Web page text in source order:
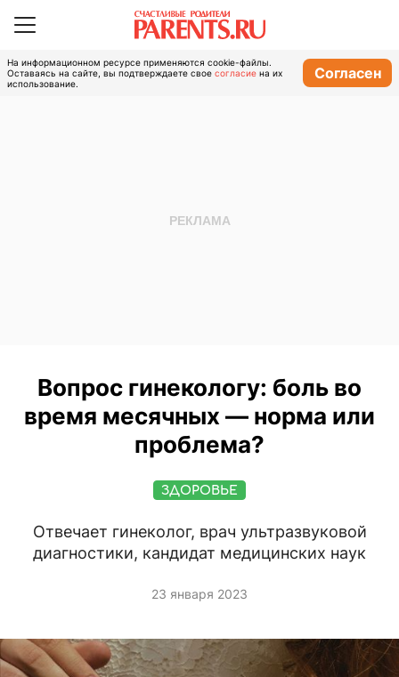
На информационном ресурсе применяются cookie-файлы.
Оставаясь на сайте, вы подтверждаете свое согласие на их
использование.
Согласен
Вопрос гинекологу: боль во
время месячных — норма или
проблема?
ЗДОРОВЬЕ
Отвечает гинеколог, врач ультразвуковой
диагностики, кандидат медицинских наук
23 января 2023